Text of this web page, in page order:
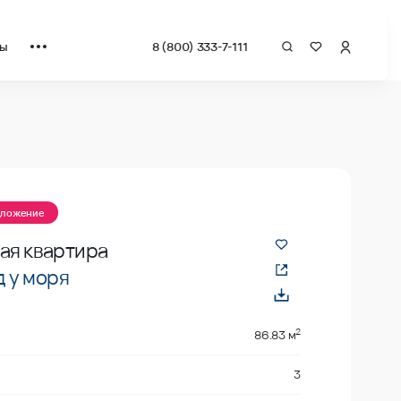
8 (800) 333-7-111
квартира
у моря
86.83 м2
3